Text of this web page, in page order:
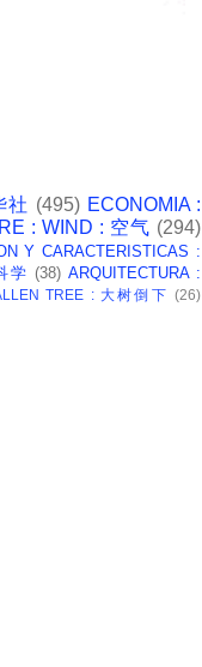
社 (495) ECONOMIA :
: WIND : 空气 (294)
Y CARACTERISTICAS :
学 (38) ARQUITECTURA :
TREE : 大树倒下 (26)